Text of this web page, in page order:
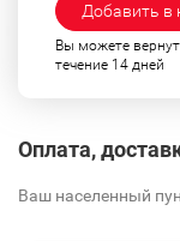
Добавить в
Вы можете
течение 14 дней
Оплата,
Ваш населенный